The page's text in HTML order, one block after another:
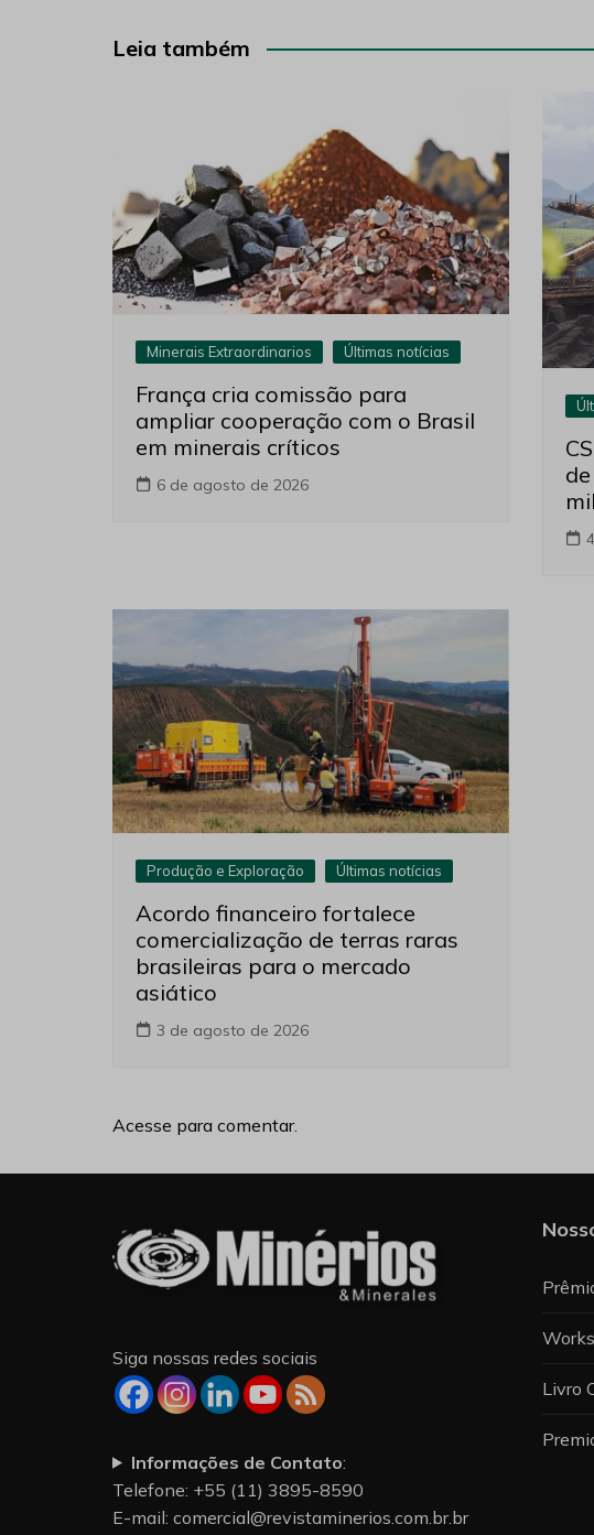
Post
Leia também
Minerais Extraordinarios Últimas notícias
França cria comissão para
ampliar cooperação com o Brasil
em minerais críticos
6 de agosto de 2026
Produção e Exploração Últimas notícias
Acordo financeiro fortalece
comercialização de terras raras
brasileiras para o mercado
asiático
3 de agosto de 2026
Acesse para comentar.
Siga nossas redes sociais
Informações de Contato:
Telefone: +55 (11) 3895-8590
E-mail: comercial@revistaminerios.com.br.br
Livro